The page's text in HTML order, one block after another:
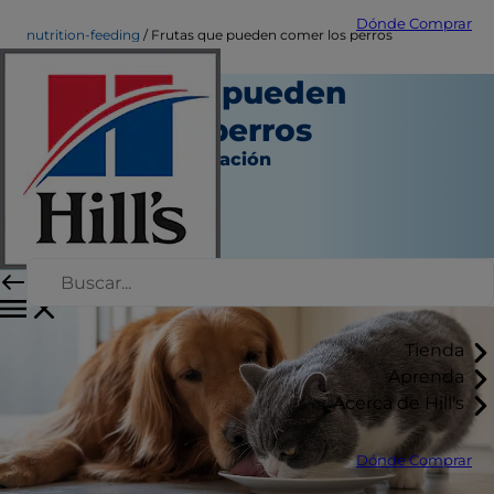
Dónde Comprar
Tienda
Aprenda
Acerca de Hill's
Dónde Comprar
nutrition-feeding Frutas que pueden comer los perros
Frutas que pueden
comer los perros
Nutrición y alimentación
Christine O'Brien
Noviembre 05, 2021